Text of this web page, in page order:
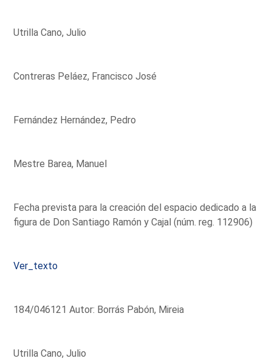
Utrilla Cano, Julio
Contreras Peláez, Francisco José
Fernández Hernández, Pedro
Mestre Barea, Manuel
Fecha prevista para la creación del espacio dedicado a la
figura de Don Santiago Ramón y Cajal (núm. reg. 112906)
Ver_texto
184/046121 Autor: Borrás Pabón, Mireia
Utrilla Cano, Julio